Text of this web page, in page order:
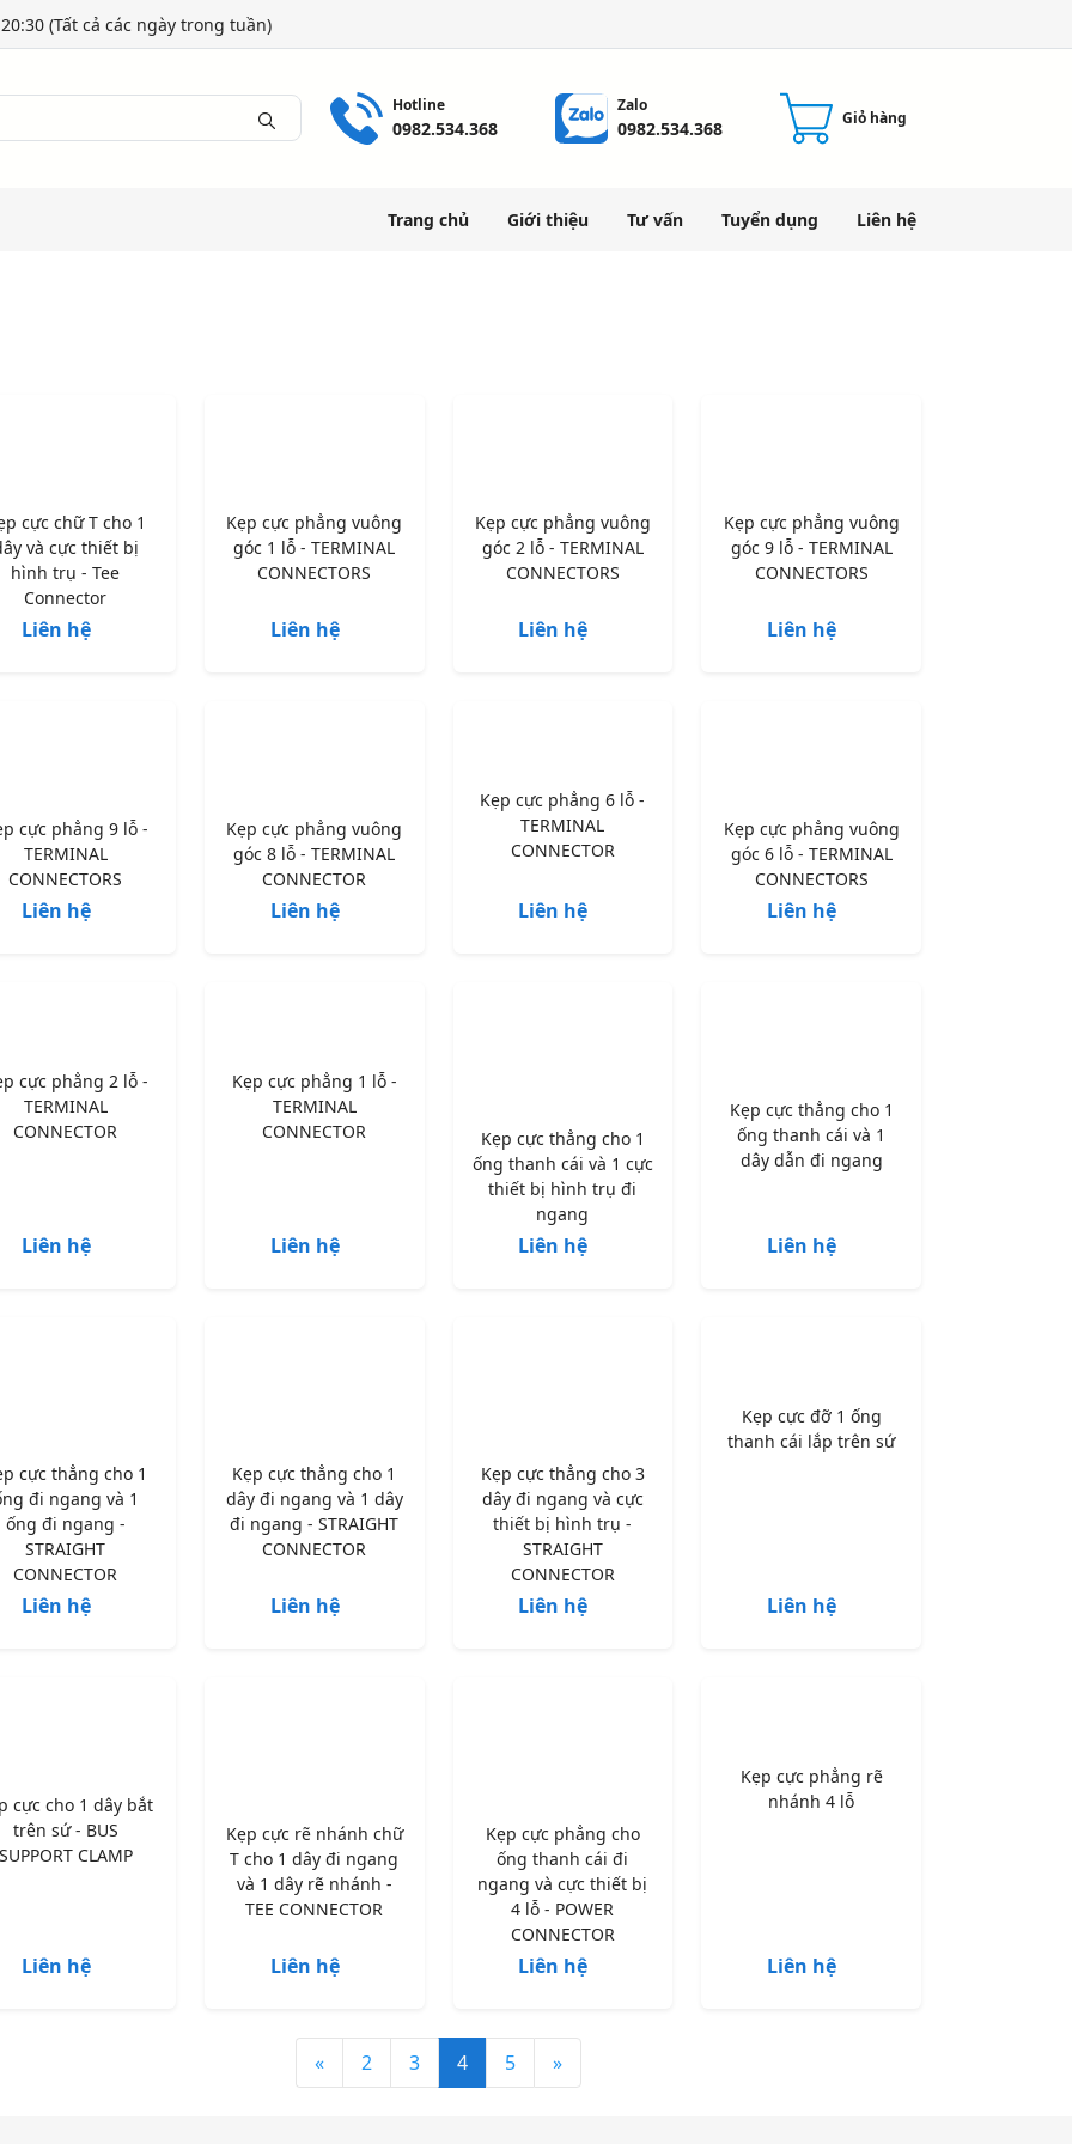
(Tất cả các ngày trong tuần)
Hotline
0982.534.368
Zalo
0982.534.368 Giỏ hàng
Trang chủ Giới thiệu Tư vấn Tuyển dụng Liên hệ
cực chữ T cho 1
và cực thiết bị
hình trụ - Tee
Connector
Liên hệ
Kẹp cực phẳng vuông
góc 1 lỗ - TERMINAL
CONNECTORS
Liên hệ
Kẹp cực phẳng vuông
góc 2 lỗ - TERMINAL
CONNECTORS
Liên hệ
Kẹp cực phẳng vuông
góc 9 lỗ - TERMINAL
CONNECTORS
Liên hệ
cực phẳng 9 lỗ -
TERMINAL
CONNECTORS
Liên hệ
Kẹp cực phẳng vuông
góc 8 lỗ - TERMINAL
CONNECTOR
Liên hệ
Kẹp cực phẳng 6 lỗ -
TERMINAL
CONNECTOR
Liên hệ
Kẹp cực phẳng vuông
góc 6 lỗ - TERMINAL
CONNECTORS
Liên hệ
cực phẳng 2 lỗ -
TERMINAL
CONNECTOR
Liên hệ
Kẹp cực phẳng 1 lỗ -
TERMINAL
CONNECTOR
Liên hệ
Kẹp cực thẳng cho 1
ống thanh cái và 1 cực
thiết bị hình trụ đi
ngang
Liên hệ
Kẹp cực thẳng cho 1
ống thanh cái và 1
dây dẫn đi ngang
Liên hệ
cực thẳng cho 1
đi ngang và 1
ống đi ngang -
STRAIGHT
CONNECTOR
Liên hệ
Kẹp cực thẳng cho 1
dây đi ngang và 1 dây
đi ngang - STRAIGHT
CONNECTOR
Liên hệ
Kẹp cực thẳng cho 3
dây đi ngang và cực
thiết bị hình trụ -
STRAIGHT
CONNECTOR
Liên hệ
Kẹp cực đỡ 1 ống
thanh cái lắp trên sứ
Liên hệ
cực cho 1 dây bắt
trên sứ - BUS
CLAMP
Liên hệ
Kẹp cực rẽ nhánh chữ
T cho 1 dây đi ngang
và 1 dây rẽ nhánh -
TEE CONNECTOR
Liên hệ
Kẹp cực phẳng cho
ống thanh cái đi
ngang và cực thiết bị
4 lỗ - POWER
CONNECTOR
Liên hệ
Kẹp cực phẳng rẽ
nhánh 4 lỗ
Liên hệ
« 2 3 4 5 »